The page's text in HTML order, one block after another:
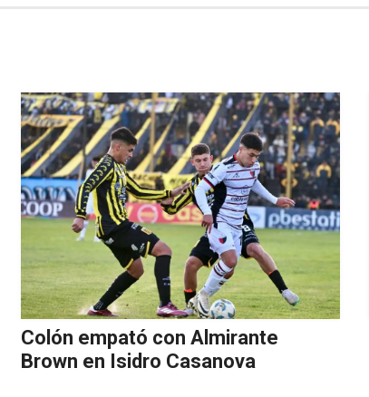
Colón empató con Almirante
Brown en Isidro Casanova